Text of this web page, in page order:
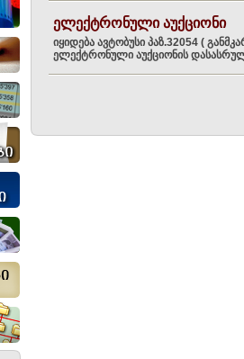
ელექტრონული აუქციონი
იყიდება ავტობუსი პაზ.32054 (
ელექტრონული აუქციონის